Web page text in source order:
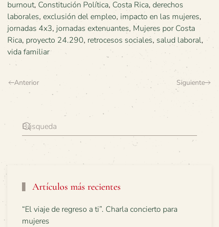
burnout, Constitución Política, Costa Rica, derechos
laborales, exclusión del empleo, impacto en las mujeres,
jornadas 4x3, jornadas extenuantes, Mujeres por Costa
Rica, proyecto 24.290, retrocesos sociales, salud laboral,
vida familiar
Anterior Siguiente
Artículos más recientes
“El viaje de regreso a ti”. Charla concierto para
mujeres